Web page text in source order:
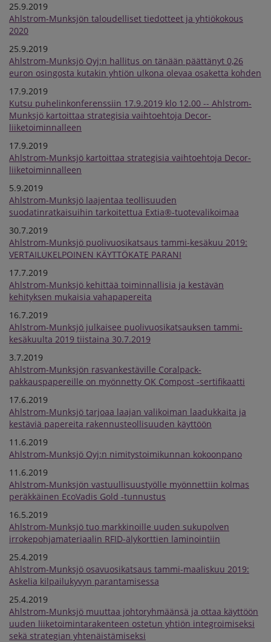
25.9.2019
Ahlstrom-Munksjön taloudelliset tiedotteet ja yhtiökokous
2020
25.9.2019
Ahlstrom-Munksjö Oyj:n hallitus on tänään päättänyt 0,26
euron osingosta kutakin yhtiön ulkona olevaa osaketta kohden
17.9.2019
Kutsu puhelinkonferenssiin 17.9.2019 klo 12.00 -- Ahlstrom-
Munksjö kartoittaa strategisia vaihtoehtoja Decor-
liiketoiminnalleen
17.9.2019
Ahlstrom-Munksjö kartoittaa strategisia vaihtoehtoja Decor-
liiketoiminnalleen
5.9.2019
Ahlstrom-Munksjö laajentaa teollisuuden
suodatinratkaisuihin tarkoitettua Extia®-tuotevalikoimaa
30.7.2019
Ahlstrom-Munksjö puolivuosikatsaus tammi-kesäkuu 2019:
VERTAILUKELPOINEN KÄYTTÖKATE PARANI
17.7.2019
Ahlstrom-Munksjö kehittää toiminnallisia ja kestävän
kehityksen mukaisia vahapapereita
16.7.2019
Ahlstrom-Munksjö julkaisee puolivuosikatsauksen tammi-
kesäkuulta 2019 tiistaina 30.7.2019
3.7.2019
Ahlstrom-Munksjön rasvankestäville Coralpack-
pakkauspapereille on myönnetty OK Compost -sertifikaatti
17.6.2019
Ahlstrom-Munksjö tarjoaa laajan valikoiman laadukkaita ja
kestäviä papereita rakennusteollisuuden käyttöön
11.6.2019
Ahlstrom-Munksjö Oyj:n nimitystoimikunnan kokoonpano
11.6.2019
Ahlstrom-Munksjön vastuullisuustyölle myönnettiin kolmas
peräkkäinen EcoVadis Gold -tunnustus
16.5.2019
Ahlstrom-Munksjö tuo markkinoille uuden sukupolven
irrokepohjamateriaalin RFID-älykorttien laminointiin
25.4.2019
Ahlstrom-Munksjö osavuosikatsaus tammi-maaliskuu 2019:
Askelia kilpailukyvyn parantamisessa
25.4.2019
Ahlstrom-Munksjö muuttaa johtoryhmäänsä ja ottaa käyttöön
uuden liiketoimintarakenteen ostetun yhtiön integroimiseksi
sekä strategian yhtenäistämiseksi